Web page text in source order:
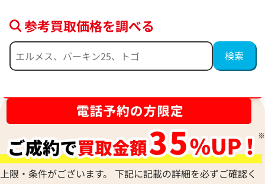
参考買取価格を調べる
上限・条件がございます。 下記に記載の詳細を必ずご確認く